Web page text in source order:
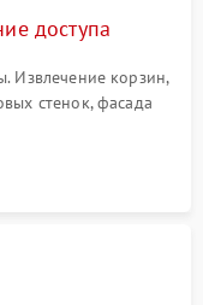
доступа
Извлечение корзин,
стенок, фасада
помпе.